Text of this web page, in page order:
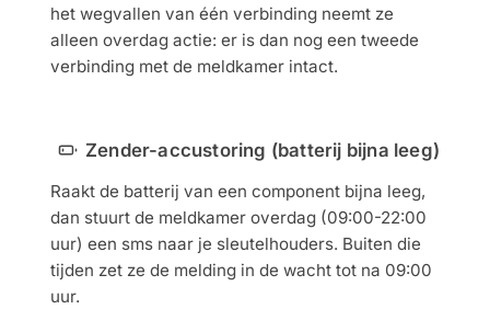
het wegvallen van één verbinding neemt ze
alleen overdag actie: er is dan nog een tweede
verbinding met de meldkamer intact.
Zender-accustoring (batterij bijna leeg)
Raakt de batterij van een component bijna leeg,
dan stuurt de meldkamer overdag (09:00-22:00
uur) een sms naar je sleutelhouders. Buiten die
tijden zet ze de melding in de wacht tot na 09:00
uur.